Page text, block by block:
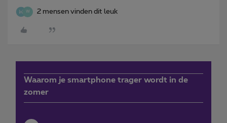
W 2 mensen vinden dit leuk
Waarom je smartphone trager wordt in de
zomer